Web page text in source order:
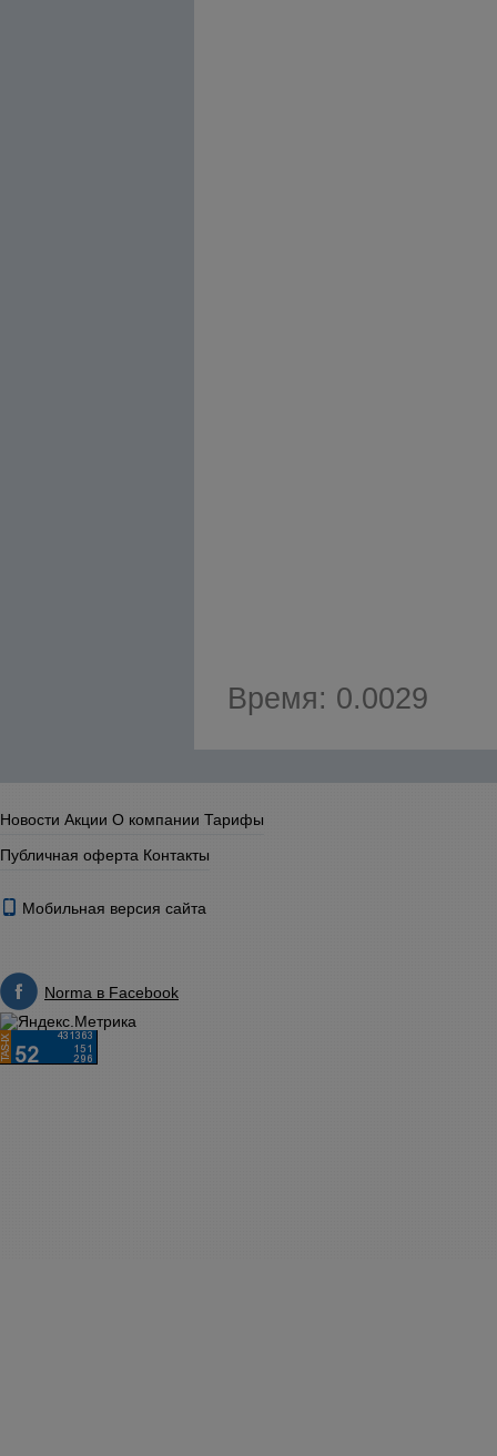
Время: 0.0029
Новости Акции О компании Тарифы
Публичная оферта Контакты
Мобильная версия сайта
Norma в Facebook